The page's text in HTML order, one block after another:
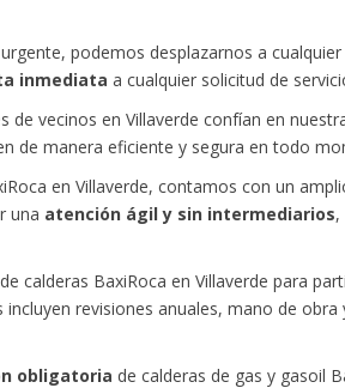
podemos desplazarnos a
inmediata a cualquier solicitud de
vecinos en Villaverde confían en
de manera eficiente y segura en todo
en Villaverde, contamos con un
una atención ágil y sin intermediarios,
de calderas BaxiRoca en Villaverde para
revisiones anuales, mano de obra
obligatoria de calderas de gas y gasoil